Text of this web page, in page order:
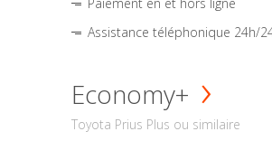
Assistance téléphonique 24h/
Economy+
Toyota Prius Plus ou similaire